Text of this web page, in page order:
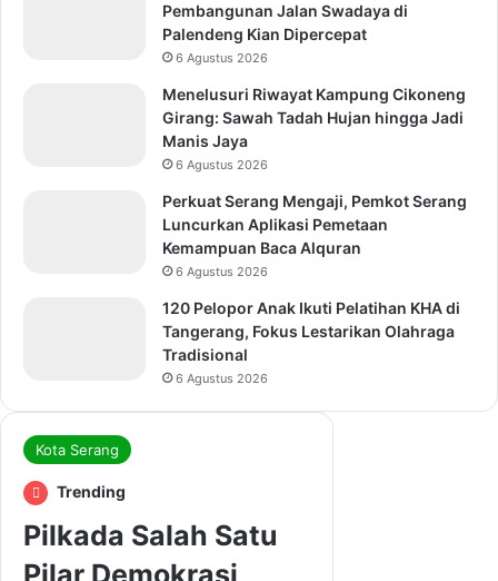
Pembangunan Jalan Swadaya di
Palendeng Kian Dipercepat
6 Agustus 2026
Menelusuri Riwayat Kampung Cikoneng
Girang: Sawah Tadah Hujan hingga Jadi
Manis Jaya
6 Agustus 2026
Perkuat Serang Mengaji, Pemkot Serang
Luncurkan Aplikasi Pemetaan
Kemampuan Baca Alquran
6 Agustus 2026
120 Pelopor Anak Ikuti Pelatihan KHA di
Tangerang, Fokus Lestarikan Olahraga
Tradisional
6 Agustus 2026